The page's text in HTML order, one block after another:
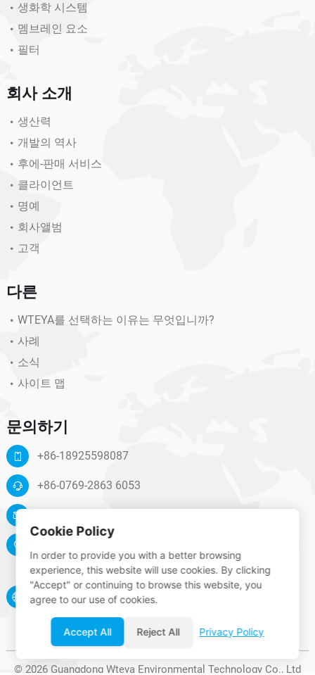
생화학 시스템
멤브레인 요소
필터
회사 소개
생산력
개발의 역사
후에-판매 서비스
클라이언트
명예
회사앨범
고객
다른
WTEYA를 선택하는 이유는 무엇입니까?
사례
소식
사이트 맵
문의하기
+86-18925598087
+86-0769-2863 6053
District, Dongguan, Guangdong, China
www.wteya.com
© 2026 Guangdong Wteya Environmental Technology Co., Ltd
Cookie Policy
In order to provide you with a better browsing
experience, this website will use cookies. By clicking
"Accept" or continuing to browse this website, you
agree to our use of cookies.
Accept All Reject All Privacy Policy